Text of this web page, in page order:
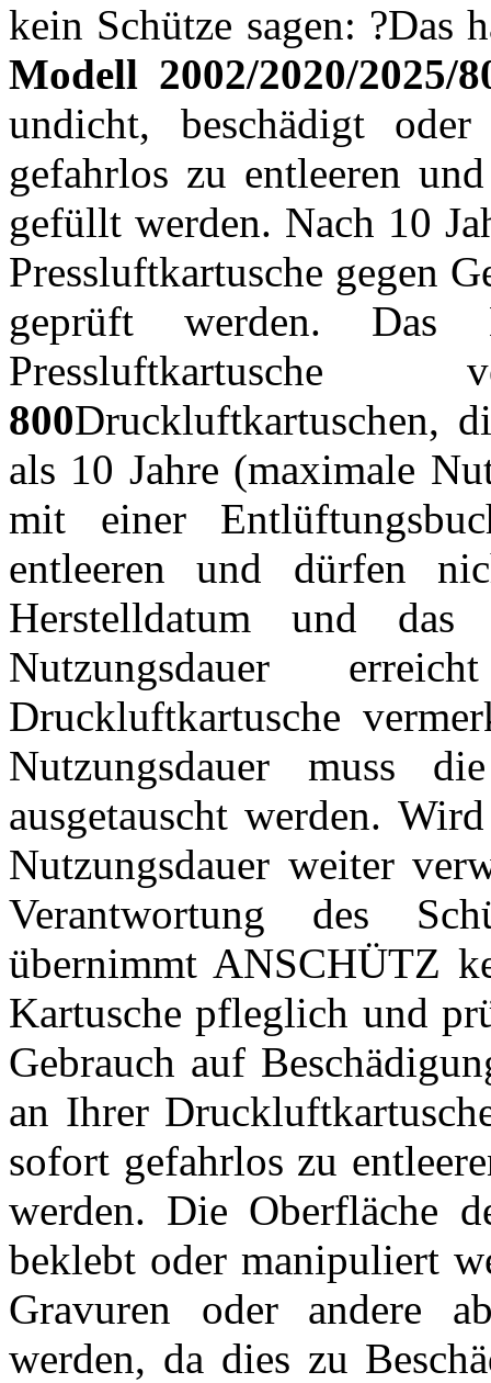
kein Schütze sagen: ?Das
Modell 2002/2020/2025/
undicht, beschädigt
gefahrlos zu entleeren
gefüllt werden. Nach 10
Pressluftkartusche gegen
geprüft werden. Das
Pressluftkartusche
800Druckluftkartuschen,
als 10 Jahre (maximale
mit einer
entleeren und dürfen
Herstelldatum und
Nutzungsdauer
Druckluftkartusche
Nutzungsdauer muss
ausgetauscht werden.
Nutzungsdauer weiter
Verantwortung des
übernimmt ANSCHÜTZ
Kartusche pfleglich und
Gebrauch auf
an Ihrer
sofort gefahrlos zu
werden. Die Oberfläche
beklebt oder manipuliert
Gravuren oder andere
werden, da dies zu